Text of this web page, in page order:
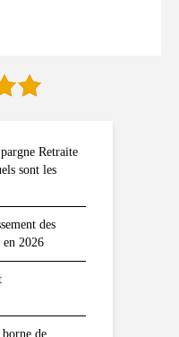
Retraite
sont les
des
en 2026
de